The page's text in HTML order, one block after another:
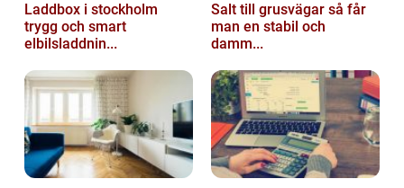
Laddbox i stockholm
trygg och smart
elbilsladdnin...
Salt till grusvägar så får
man en stabil och
damm...